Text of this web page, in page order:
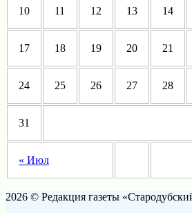
« Июл
10 11 12 13 14
17 18 19 20 21
24 25 26 27 28
31
2026 © Редакция газеты